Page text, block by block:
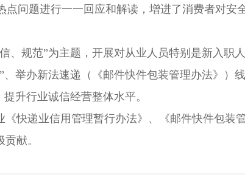
问题进行一一回应和解读，增进了消费者对安
、规范”为主题，开展对从业人员特别是新入职
举办新法速递（《邮件快件包装管理办法》）
升行业诚信经营整体水平。
快递业信用管理暂行办法》、《邮件快件包装
献。